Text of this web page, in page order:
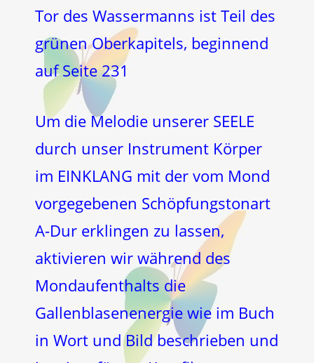
Tor des Wassermanns ist Teil des
grünen Oberkapitels, beginnend
auf Seite 231
Um die Melodie unserer SEELE
durch unser Instrument Körper
im EINKLANG mit der vom Mond
vorgegebenen Schöpfungstonart
A-Dur erklingen zu lassen,
aktivieren wir während des
Mondaufenthalts die
Gallenblasenenergie wie im Buch
in Wort und Bild beschrieben und